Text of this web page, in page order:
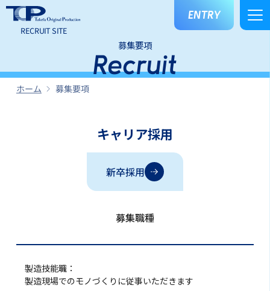
RECRUIT SITE
ENTRY
募集要項
Recruit
ホーム 募集要項
キャリア採用
新卒採用
募集職種
製造技能職：
製造現場でのモノづくりに従事いただきます